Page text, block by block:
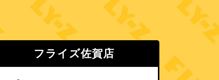
フライズ佐賀店